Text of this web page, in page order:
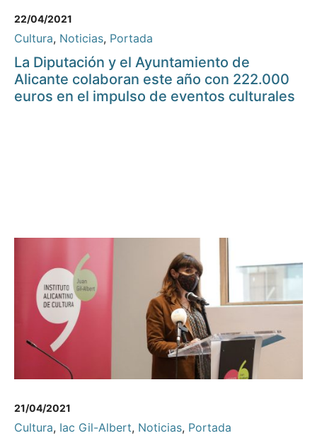
22/04/2021
Cultura, Noticias, Portada
La Diputación y el Ayuntamiento de
Alicante colaboran este año con 222.000
euros en el impulso de eventos culturales
21/04/2021
Cultura, Iac Gil-Albert, Noticias, Portada